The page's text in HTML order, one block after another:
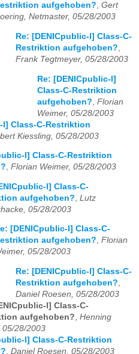
aufgehoben?, Gert
Netmaster, 05/28/2003
Re: [DENICpublic-l] Class-C-
Restriktion aufgehoben?
Frank Tegtmeyer, 05/28/2003
Re: [DENICpublic-l]
Class-C-Restriktion
aufgehoben? Florian
Weimer, 05/28/2003
l] Class-C-Restriktion
Kiessling, 05/28/2003
l] Class-C-Restriktion
, Florian Weimer, 05/28/2003
l] Class-C-
aufgehoben? Lutz
05/28/2003
[DENICpublic-l] Class-C-
aufgehoben?, Florian
05/28/2003
Re: [DENICpublic-l] Class-C-
Restriktion aufgehoben?
Daniel Roesen, 05/28/2003
l] Class-C-
aufgehoben? Henning
05/28/2003
l] Class-C-Restriktion
Daniel Roesen, 05/28/2003